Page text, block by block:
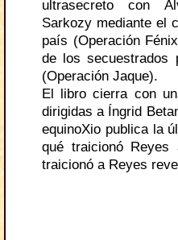
ultrasecreto con
Sarkozy mediante el
país (Operación
de los secuestrados
(Operación Jaque).
El libro cierra con
dirigidas a Íngrid
equinoXio publica la
qué traicionó
traicionó a Reyes